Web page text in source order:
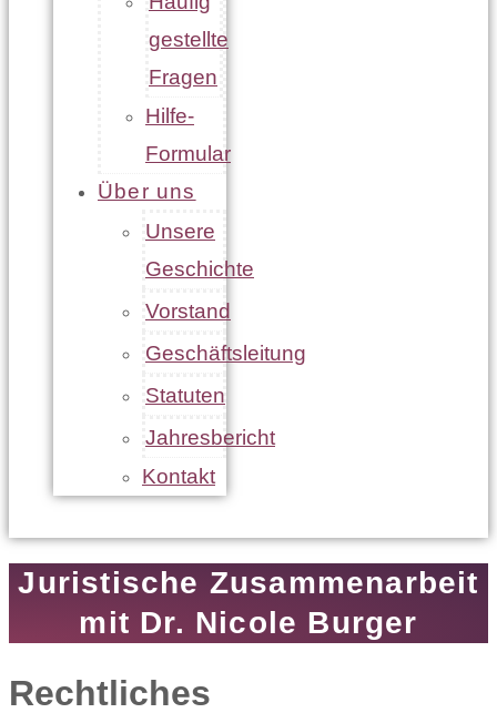
gestellte
Fragen
Hilfe-
Formular
Über uns
Unsere
Geschichte
Vorstand
Geschäftsleitung
Statuten
Jahresbericht
Kontakt
Juristische Zusammenarbeit
mit Dr. Nicole Burger
Rechtliches